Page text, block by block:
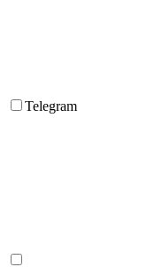
Telegram